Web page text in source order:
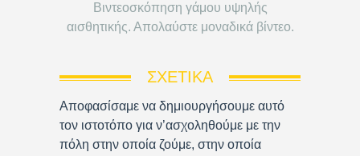
Βιντεοσκόπηση γάμου υψηλής
αισθητικής. Απολαύστε μοναδικά βίντεο.
ΣΧΕΤΙΚΆ
Αποφασίσαμε να δημιουργήσουμε αυτό
τον ιστοτόπο για ν’ασχοληθούμε με την
πόλη στην οποία ζούμε, στην οποία